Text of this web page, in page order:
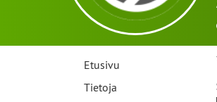
Etusivu
Tietoja